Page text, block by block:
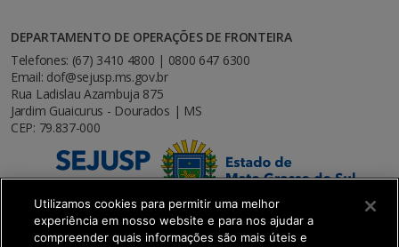
DEPARTAMENTO DE OPERAÇÕES DE FRONTEIRA
Telefones: (67) 3410 4800 | 0800 647 6300
Email: dof@sejusp.ms.gov.br
Rua Ladislau Azambuja 875
Jardim Guaicurus - Dourados | MS
CEP: 79.837-000
Utilizamos cookies para permitir uma melhor
experiência em nosso website e para nos ajudar a
compreender quais informações são mais úteis e